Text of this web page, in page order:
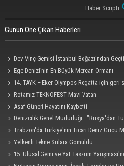
Haber Scripti
Günün Öne Çıkan Haberleri
Dev Vinç Gemisi İstanbul Boğazı'ndan Geçti
Ege Denizi’nin En Büyük Mercan Ormanı
14. TAYK – Eker Olympos Regatta için geri
Rotamız TEKNOFEST Mavi Vatan
Asaf Güneri Hayatını Kaybetti
Denizcilik Genel Müdürlüğü: "Rusya'dan
Saldırısına Uğradı"
Trabzon'da Türkiye'nin Ticari Deniz Gücü
Yelkenli Tekne Sulara Gömüldü
15. Ulusal Gemi ve Yat Tasarım